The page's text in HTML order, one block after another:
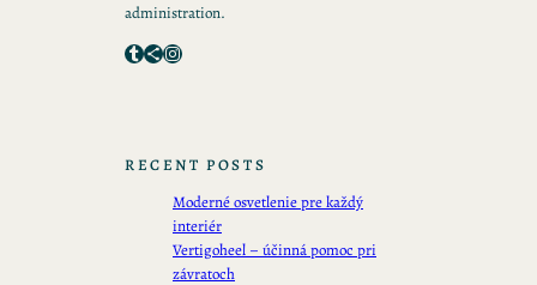
administration.
Tumblr Share Icon Instagram
RECENT POSTS
Moderné osvetlenie pre každý
interiér
Vertigoheel – účinná pomoc pri
závratoch